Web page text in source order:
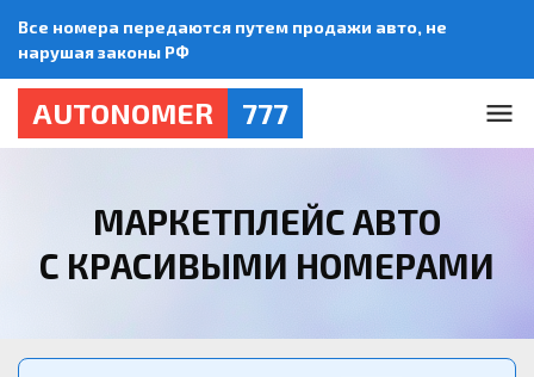
Все номера передаются путем продажи авто, не
нарушая законы РФ
AUTONOMER 777
МАРКЕТПЛЕЙС АВТО
С КРАСИВЫМИ НОМЕРАМИ